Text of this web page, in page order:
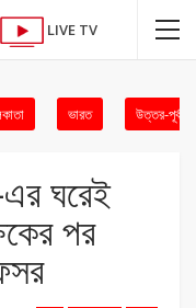
LIVE TV
ভারত উত্তর-পূর্ব
ঘরেই
পর